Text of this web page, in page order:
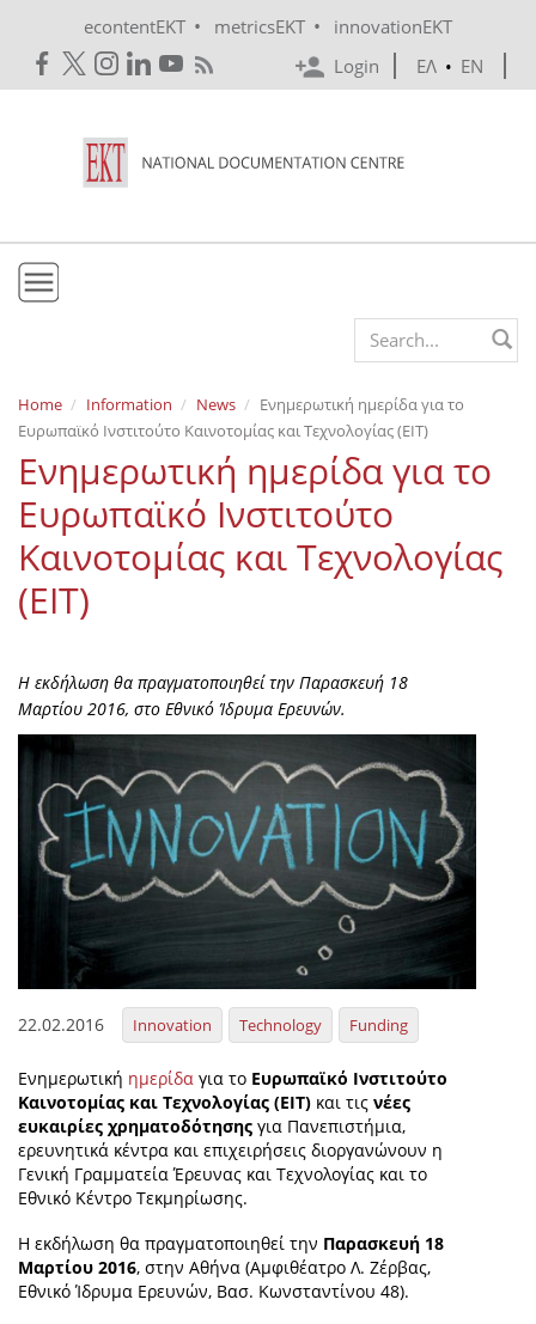
econtentEKT • metricsEKT •
innovationEKT
Login
ΕΛ • EN
Mission & Vision
Policies
History
e-Infrastructure
Organisational Structure
EKT Tenders
Projects
Services
Publications
Annual Reports
Publications for R&D Metrics & Indicators
Publications for Libraries
Informational Publications
News & Information
News
Events
Press Centre
"Innovation, Research & Technology" magazine
Contact
Search form
Home Information News
Ενημερωτική ημερίδα για το
Ευρωπαϊκό Ινστιτούτο Καινοτομίας και Τεχνολογίας (ΕΙΤ)
Ενημερωτική ημερίδα για το
Ευρωπαϊκό Ινστιτούτο
Καινοτομίας και Τεχνολογίας
(ΕΙΤ)
Η εκδήλωση θα πραγματοποιηθεί την Παρασκευή 18
Μαρτίου 2016, στο Εθνικό Ίδρυμα Ερευνών.
22.02.2016 Innovation Technology Funding
Ενημερωτική ημερίδα για το Ευρωπαϊκό Ινστιτούτο
Καινοτομίας και Τεχνολογίας (ΕΙΤ) και τις νέες
ευκαιρίες χρηματοδότησης για Πανεπιστήμια,
ερευνητικά κέντρα και επιχειρήσεις διοργανώνουν η
Γενική Γραμματεία Έρευνας και Τεχνολογίας και το
Εθνικό Κέντρο Τεκμηρίωσης.
Η εκδήλωση θα πραγματοποιηθεί την Παρασκευή 18
Μαρτίου 2016, στην Αθήνα (Αμφιθέατρο Λ. Ζέρβας,
Εθνικό Ίδρυμα Ερευνών, Βασ. Κωνσταντίνου 48).